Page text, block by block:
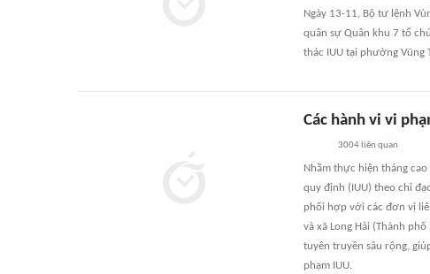
Ngày 13-11, Bộ tư lệnh
quân sự Quân khu 7 tổ
thác IUU tại phường Vũng
Các hành vi vi
3004 liên quan
Nhằm thực hiện tháng
quy định (IUU) theo chỉ
phối hợp với các đơn vị
và xã Long Hải (Thành
tuyên truyền sâu rộng,
phạm IUU.